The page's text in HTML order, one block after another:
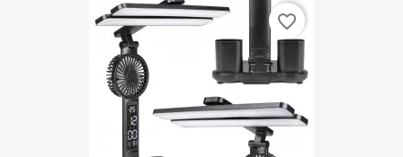
favorite_border